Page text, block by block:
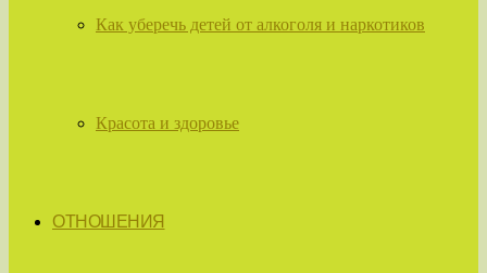
Как уберечь детей от алкоголя и наркотиков
Красота и здоровье
ОТНОШЕНИЯ